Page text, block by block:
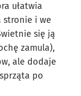
ułatwia
stronie i we
się ją
zamula),
ale dodaje
po